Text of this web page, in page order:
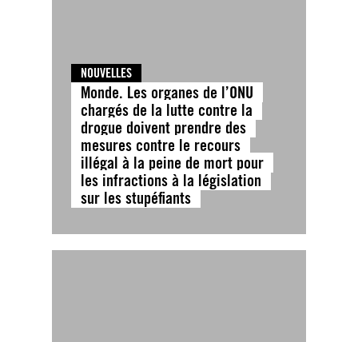
NOUVELLES
Monde. Les organes de l’ONU
chargés de la lutte contre la
drogue doivent prendre des
mesures contre le recours
illégal à la peine de mort pour
les infractions à la législation
sur les stupéfiants